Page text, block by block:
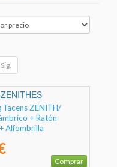
Sig.
Tacens ZENITH/
+ Ratón
Alfombrilla
Comprar